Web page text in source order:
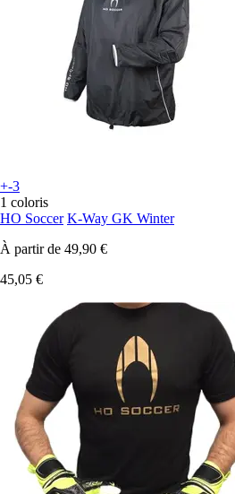
+-3
1 coloris
HO Soccer K-Way GK Winter
À partir de 49,90 €
45,05 €